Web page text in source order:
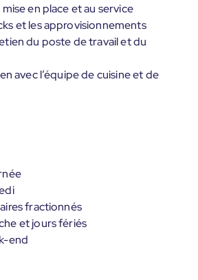
en place et au service
et les approvisionnements
du poste de travail et du
avec l’équipe de cuisine et de
fractionnés
et jours fériés
end